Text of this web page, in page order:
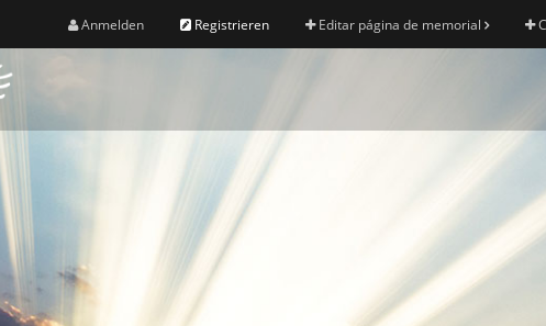
Anmelden Registrieren Editar página de memorial